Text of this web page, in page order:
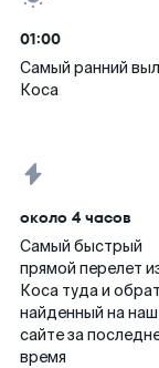
01:00
Самый ранний
Коса
около 4 часов
Самый быстрый
прямой перелет
Коса туда и
найденный на
сайте за
время